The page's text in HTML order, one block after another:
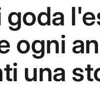
ogni
una